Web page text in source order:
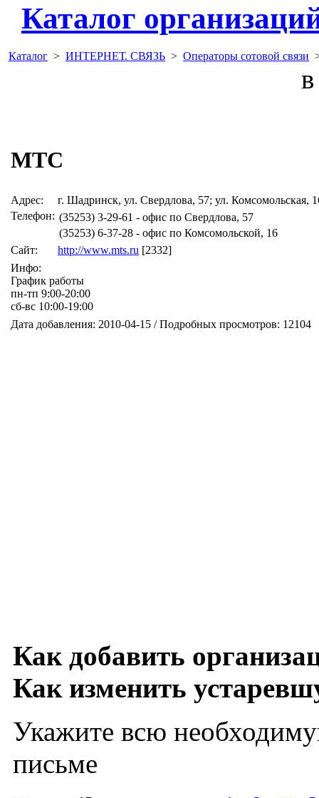
Каталог
Каталог > ИНТЕРНЕТ. СВЯЗЬ > Операторы сотовой связи
МТС
Адрес:
г. Шадринск, ул. Свердлова, 57; ул. Комсомольская,
Телефон: (35253) 3-29-61 - офис по Свердлова, 57
(35253) 6-37-28 - офис по Комсомольской, 16
Сайт:
http://www.mts.ru [2332]
Инфо:
График работы
пн-тп 9:00-20:00
сб-вс 10:00-19:00
Дата добавления: 2010-04-15 / Подробных просмотров: 12104
Как добавить
Как изменить
Укажите всю
письме